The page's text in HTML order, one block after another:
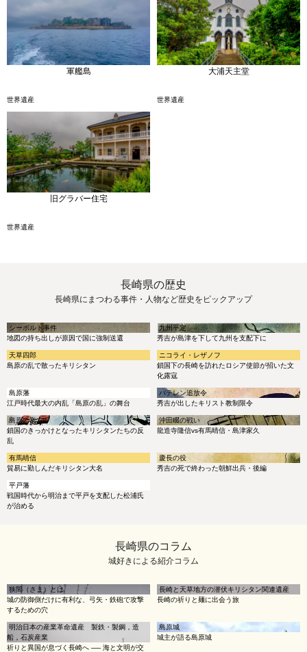
軍艦島
世界遺産
大浦天主堂
世界遺産
旧グラバー住宅
世界遺産
長崎県の歴史
長崎県にまつわる事件・人物など歴史をピックアップ
シーボルト事件
地図の持ち出しが原因で国に強制送還
九州平定
秀吉が島津を下して九州を支配下に
天草四郎
島原の乱で散ったキリシタン
ニコライ・レザノフ
鎖国下の長崎を訪れたロシア使節が招いた文
化露寇
島原藩
江戸時代最大の内乱「島原の乱」の舞台
バテレン追放令
秀吉が出したキリスト教制限令
島原の乱
鎖国のきっかけとなったキリシタンたちの反
乱
沖田畷の戦い
龍造寺隆信vs有馬晴信・島津家久
有馬晴信
貿易に勤しんだキリシタン大名
慶長の役
秀吉の死で終わった朝鮮出兵・後編
平戸藩
戦国時代から明治まで平戸を支配した松浦氏
が治める
長崎県のコラム
城好きによる紹介コラム
狭間（さま）とは
城の防御側だけに有利な、弓矢・鉄砲で攻撃
するための穴
長崎と天草地方の潜伏キリシタン関連遺産
長崎の祈りと麺に出会う旅
明治日本の産業革命遺産 製鉄・製鋼，造
船，石炭産業
祈りと異国が息づく長崎へ ── 海と文明が交
島原城
城主が語る島原城